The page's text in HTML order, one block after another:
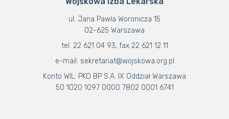
ul. Jana Pawła Woronicza 15
02-625 Warszawa
tel. 22 621 04 93, fax 22 621 12 11
e-mail: sekretariat@wojskowa.org.pl
Konto WIL: PKO BP S.A. IX Oddział Warszawa
50 1020 1097 0000 7802 0001 6741